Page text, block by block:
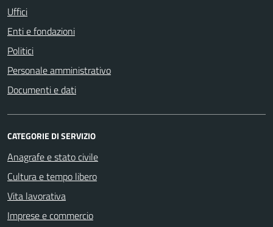
Uffici
Enti e fondazioni
Politici
Personale amministrativo
Documenti e dati
CATEGORIE DI SERVIZIO
Anagrafe e stato civile
Cultura e tempo libero
Vita lavorativa
Imprese e commercio